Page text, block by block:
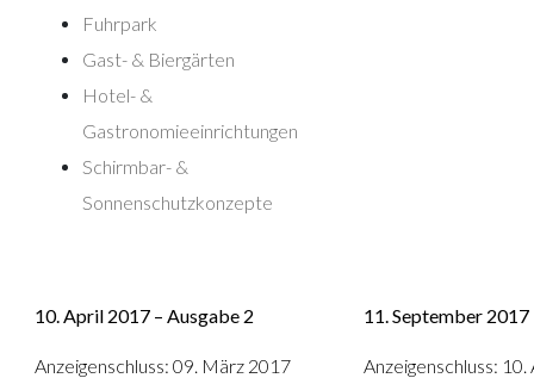
Fuhrpark
Gast- & Biergärten
Hotel- &
Gastronomieeinrichtungen
Schirmbar- &
Sonnenschutzkonzepte
10. April 2017 – Ausgabe 2
Anzeigenschluss: 09. März 2017
11. September 2017
Anzeigenschluss: